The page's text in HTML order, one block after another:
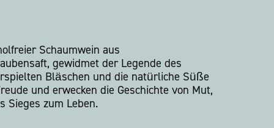
Schaumwein aus
gewidmet der Legende des
Bläschen und die natürliche Süße
und erwecken die Geschichte von Mut,
Sieges zum Leben.